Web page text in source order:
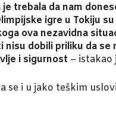
trebala da nam
igre u Tokiju
ova nezavidna
dobili priliku da se
i sigurnost – istakao
i u jako teškim